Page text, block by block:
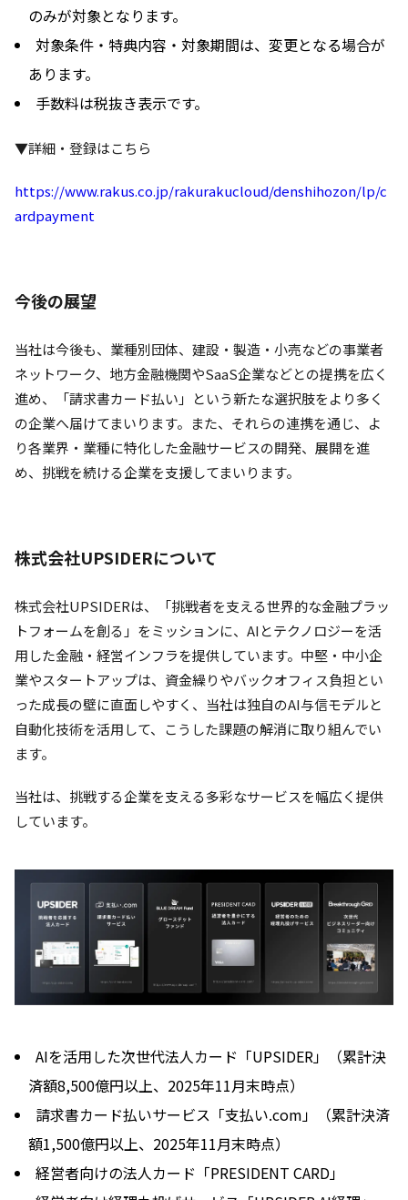
のみが対象となります。
対象条件・特典内容・対象期間は、変更となる場合が
あります。
手数料は税抜き表示です。
▼詳細・登録はこちら
https://www.rakus.co.jp/rakurakucloud/denshihozon/lp/c
ardpayment
今後の展望
当社は今後も、業種別団体、建設・製造・小売などの事業者
ネットワーク、地方金融機関やSaaS企業などとの提携を広く
進め、「請求書カード払い」という新たな選択肢をより多く
の企業へ届けてまいります。また、それらの連携を通じ、よ
り各業界・業種に特化した金融サービスの開発、展開を進
め、挑戦を続ける企業を支援してまいります。
株式会社UPSIDERについて
株式会社UPSIDERは、「挑戦者を支える世界的な金融プラッ
トフォームを創る」をミッションに、AIとテクノロジーを活
用した金融・経営インフラを提供しています。中堅・中小企
業やスタートアップは、資金繰りやバックオフィス負担とい
った成長の壁に直面しやすく、当社は独自のAI与信モデルと
自動化技術を活用して、こうした課題の解消に取り組んでい
ます。
当社は、挑戦する企業を支える多彩なサービスを幅広く提供
しています。
AIを活用した次世代法人カード「UPSIDER」（累計決
済額8,500億円以上、2025年11月末時点）
請求書カード払いサービス「支払い.com」（累計決済
額1,500億円以上、2025年11月末時点）
経営者向けの法人カード「PRESIDENT CARD」